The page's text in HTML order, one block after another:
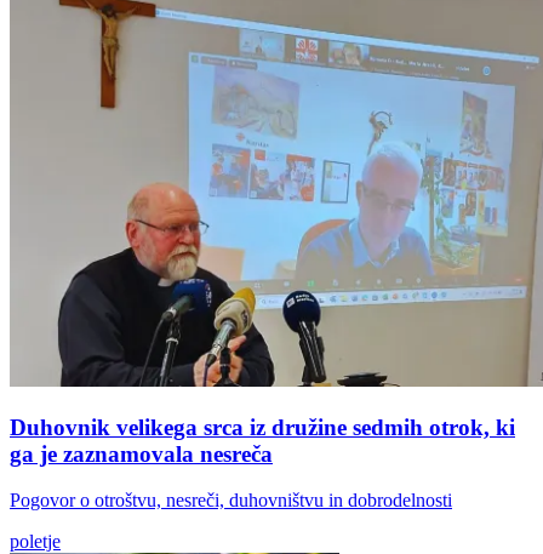
Duhovnik velikega srca iz družine sedmih otrok, ki
ga je zaznamovala nesreča
Pogovor o otroštvu, nesreči, duhovništvu in dobrodelnosti
poletje